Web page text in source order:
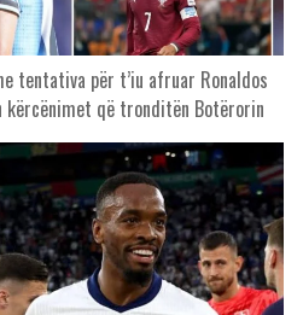
tentativa për t’iu afruar Ronaldos
kërcënimet që tronditën Botërorin